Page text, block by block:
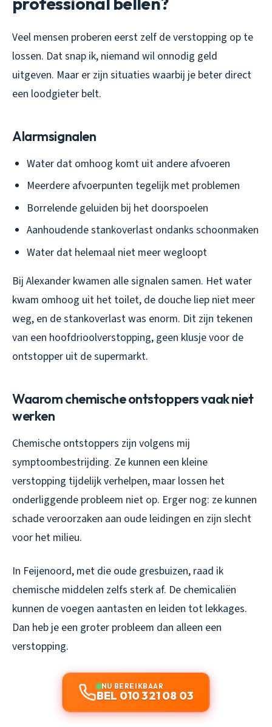
Veel mensen proberen eerst zelf de verstopping op te
lossen. Dat snap ik, niemand wil onnodig geld
uitgeven. Maar er zijn situaties waarbij je beter direct
een loodgieter belt.
Alarmsignalen
Water dat omhoog komt uit andere afvoeren
Meerdere afvoerpunten tegelijk met problemen
Borrelende geluiden bij het doorspoelen
Aanhoudende stankoverlast ondanks schoonmaken
Water dat helemaal niet meer wegloopt
Bij Alexander kwamen alle signalen samen. Het water
kwam omhoog uit het toilet, de douche liep niet meer
weg, en de stankoverlast was enorm. Dit zijn tekenen
van een hoofdrioolverstopping, geen klusje voor de
ontstopper uit de supermarkt.
Waarom chemische ontstoppers vaak niet
werken
Chemische ontstoppers zijn volgens mij
symptoombestrijding. Ze kunnen een kleine
verstopping tijdelijk verhelpen, maar lossen het
onderliggende probleem niet op. Erger nog: ze kunnen
schade veroorzaken aan oude leidingen en zijn slecht
voor het milieu.
In Feijenoord, met die oude gresbuizen, raad ik
chemische middelen zelfs sterk af. De chemicaliën
kunnen de voegen aantasten en leiden tot lekkages.
Dan heb je een groter probleem dan alleen een
verstopping.
NU BEREIKBAAR
BEL 010 321 08 03